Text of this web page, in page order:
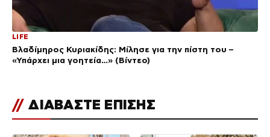
LIFE
Βλαδίμηρος Κυριακίδης: Μίλησε για την πίστη του –
«Υπάρχει μια γοητεία…» (Βίντεο)
// ΔΙΑΒΑΣΤΕ ΕΠΙΣΗΣ